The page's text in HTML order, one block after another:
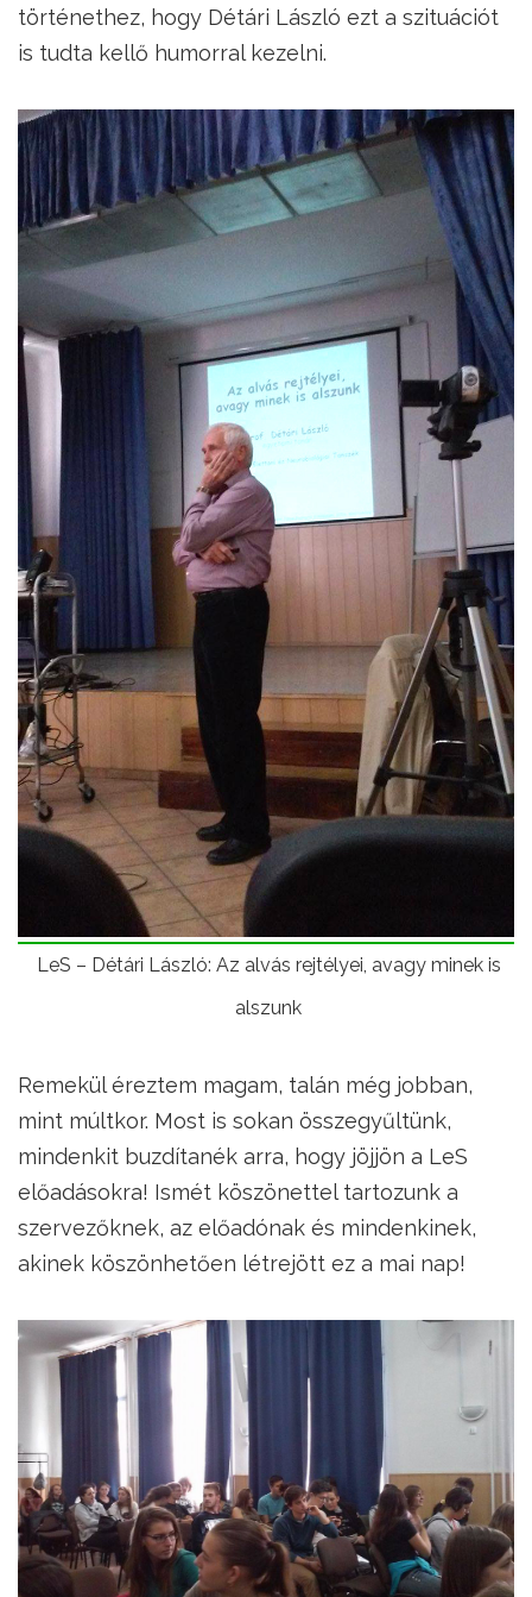
történethez, hogy Détári László ezt a szituációt
is tudta kellő humorral kezelni.
LeS – Détári László: Az alvás rejtélyei, avagy minek is
alszunk
Remekül éreztem magam, talán még jobban,
mint múltkor. Most is sokan összegyűltünk,
mindenkit buzdítanék arra, hogy jöjjön a LeS
előadásokra! Ismét köszönettel tartozunk a
szervezőknek, az előadónak és mindenkinek,
akinek köszönhetően létrejött ez a mai nap!